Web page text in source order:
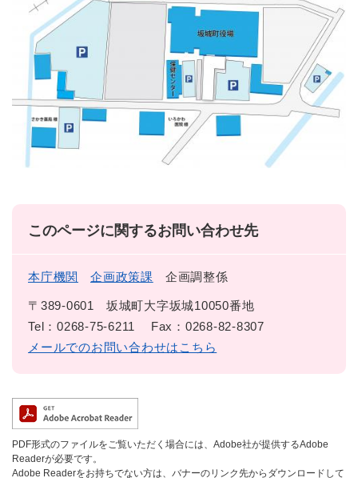
このページに関するお問い合わせ先
本庁機関 企画政策課 企画調整係
〒389-0601
坂城町大字坂城10050番地
Tel：0268-75-6211
Fax：0268-82-8307
メールでのお問い合わせはこちら
PDF形式のファイルをご覧いただく場合には、Adobe社が提供するAdobe
Readerが必要です。
Adobe Readerをお持ちでない方は、バナーのリンク先からダウンロードして